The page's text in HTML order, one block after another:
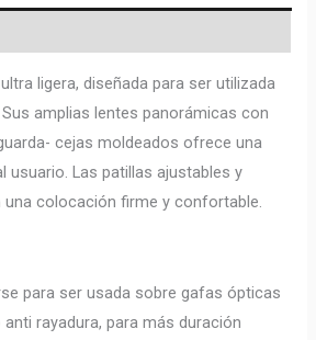
ligera, diseñada para ser utilizada
amplias lentes panorámicas con
cejas moldeados ofrece una
usuario. Las patillas ajustables y
una colocación firme y confortable.
para ser usada sobre gafas ópticas
rayadura, para más duración